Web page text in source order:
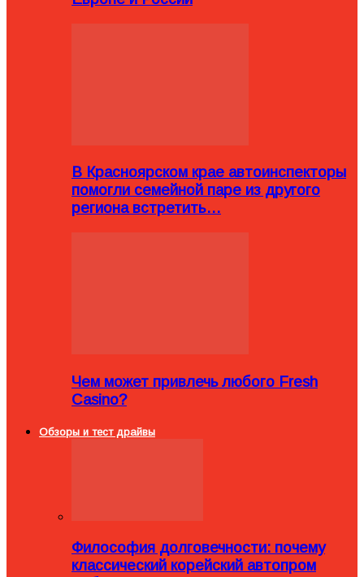
В Красноярском крае автоинспекторы
помогли семейной паре из другого
региона встретить…
Чем может привлечь любого Fresh
Casino?
Обзоры и тест драйвы
Философия долговечности: почему
классический корейский автопром